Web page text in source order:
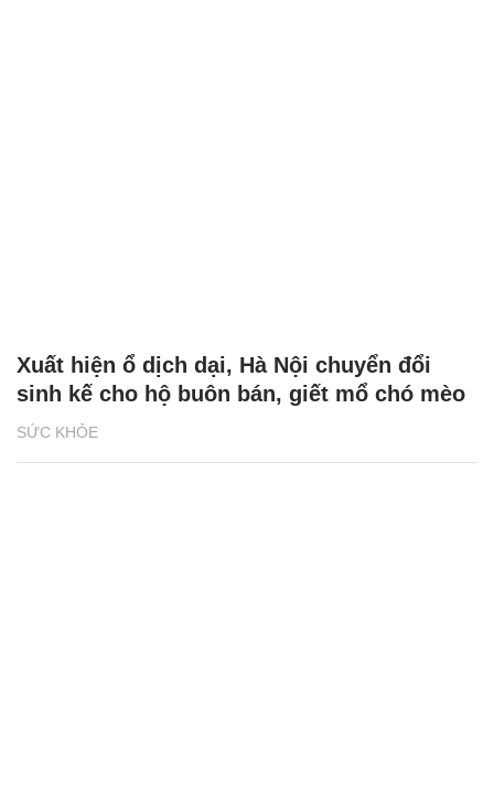
SỨC KHỎE
Xuất hiện ổ dịch dại, Hà Nội chuyển đổi
sinh kế cho hộ buôn bán, giết mổ chó mèo